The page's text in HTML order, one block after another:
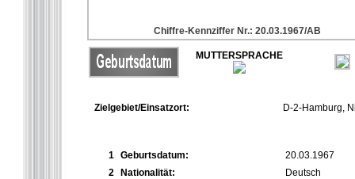
Chiffre-Kennziffer Nr.: 20.03.1967/AB
MUTTERSPRACHE
Zielgebiet/Einsatzort: D-2-Hamburg,
1 Geburtsdatum:
20.03.1967
2
Nationalität:
Deutsch